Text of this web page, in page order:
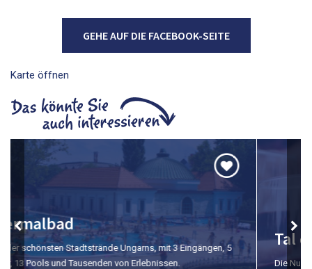
GEHE AUF DIE FACEBOOK-SEITE
Karte öffnen
Tal der Schönen Frau
Die Nummer eins für Weinproben in Eger.